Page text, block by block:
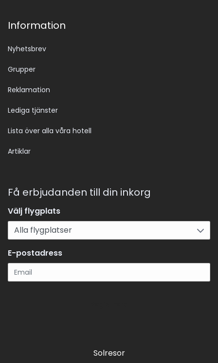
Information
Nyhetsbrev
Grupper
Reklamation
Lediga tjänster
Lista över alla våra hotell
Artiklar
Få erbjudanden till din inkorg
Välj flygplats
E-postadress
Solresor